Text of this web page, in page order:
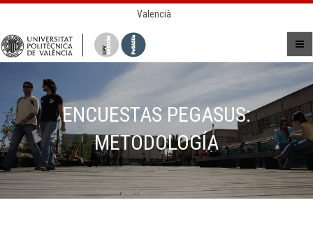
Valencià
ENCUESTAS PEGASUS:
METODOLOGÍA